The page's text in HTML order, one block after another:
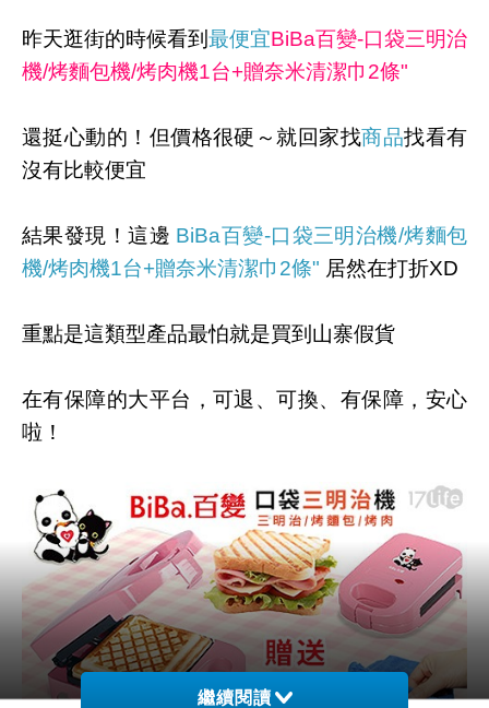
昨天逛街的時候看到 最便宜BiBa百變-口袋三明治
機/烤麵包機/烤肉機1台+贈奈米清潔巾2條"
還挺心動的！但價格很硬～就回家找商品找看有
沒有比較便宜
結果發現！這邊 BiBa百變-口袋三明治機/烤麵包
機/烤肉機1台+贈奈米清潔巾2條" 居然在打折XD
重點是這類型產品最怕就是買到山寨假貨
在有保障的大平台，可退、可換、有保障，安心
啦！
繼續閱讀